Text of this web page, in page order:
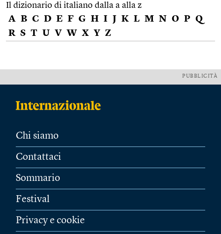
Il dizionario di italiano dalla a alla z
A B C D E F G H I J K L M N O P Q
R S T U V W X Y Z
PUBBLICITÀ
Chi siamo
Contattaci
Sommario
Festival
Privacy e cookie